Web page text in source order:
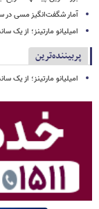
آمار شگفت‌انگیز مسی در سال
امیلیانو مارتینز؛ از
پربیننده‌ترین
امیلیانو مارتینز؛ از